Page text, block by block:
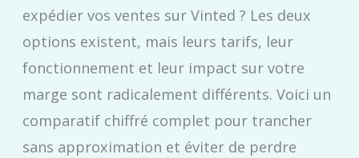
expédier vos ventes sur Vinted ? Les deux
options existent, mais leurs tarifs, leur
fonctionnement et leur impact sur votre
marge sont radicalement différents. Voici un
comparatif chiffré complet pour trancher
sans approximation et éviter de perdre